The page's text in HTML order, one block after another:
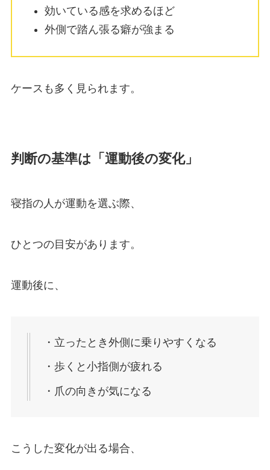
効いている感を求めるほど
外側で踏ん張る癖が強まる
ケースも多く見られます。
判断の基準は「運動後の変化」
寝指の人が運動を選ぶ際、
ひとつの目安があります。
運動後に、
・立ったとき外側に乗りやすくなる
・歩くと小指側が疲れる
・爪の向きが気になる
こうした変化が出る場合、